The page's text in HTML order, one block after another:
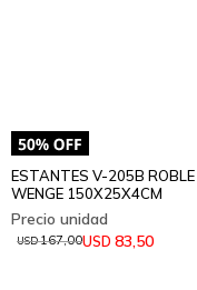
ESTANTES V-205B ROBLE
WENGE 150X25X4CM
USD 83,50
USD167,00